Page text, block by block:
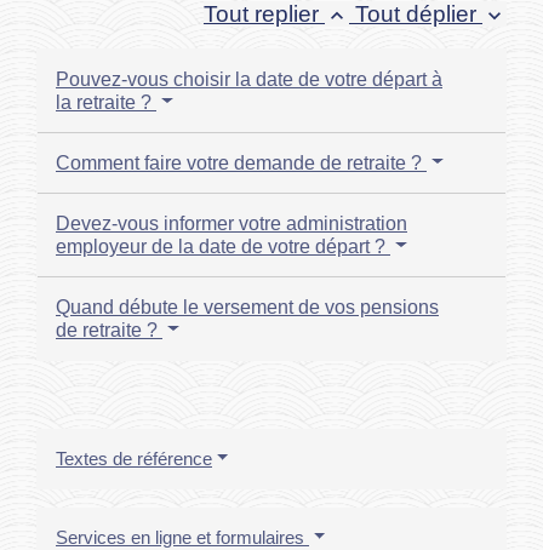
Tout replier keyboard_arrow_up Tout déplier keyboard_arrow_down
Pouvez-vous choisir la date de votre départ à
la retraite ?
Comment faire votre demande de retraite ?
Devez-vous informer votre administration
employeur de la date de votre départ ?
Quand débute le versement de vos pensions
de retraite ?
Textes de référence
Services en ligne et formulaires